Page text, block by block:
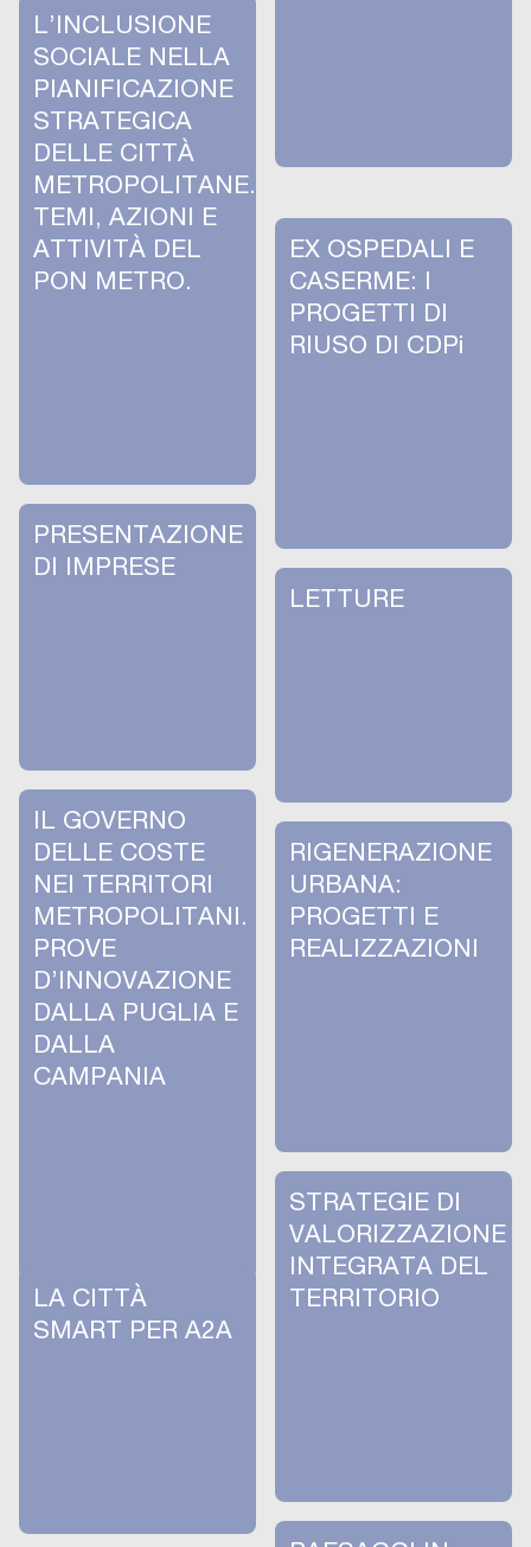
L’INCLUSIONE
SOCIALE NELLA
PIANIFICAZIONE
STRATEGICA
DELLE CITTÀ
METROPOLITANE.
TEMI, AZIONI E
ATTIVITÀ DEL
PON METRO.
EX OSPEDALI E
CASERME: I
PROGETTI DI
RIUSO DI CDPi
PRESENTAZIONE
DI IMPRESE
LETTURE
IL GOVERNO
DELLE COSTE
NEI TERRITORI
METROPOLITANI.
PROVE
D’INNOVAZIONE
DALLA PUGLIA E
DALLA
CAMPANIA
RIGENERAZIONE
URBANA:
PROGETTI E
REALIZZAZIONI
STRATEGIE DI
VALORIZZAZIONE
INTEGRATA DEL
TERRITORIO
LA CITTÀ
SMART PER A2A